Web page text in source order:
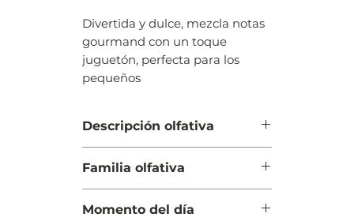
Divertida y dulce, mezcla notas
gourmand con un toque
juguetón, perfecta para los
pequeños
Descripción olfativa
(lima ácida)
Cuerpo: Madreselva, jazmín y lirio
de los valles (muguete)
Familia olfativa
Momento del día